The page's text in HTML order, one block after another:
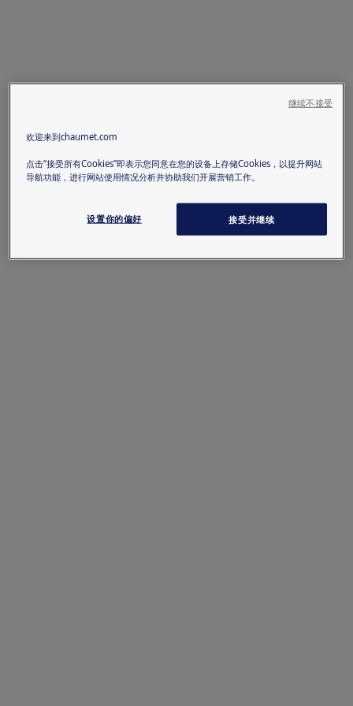
欢迎来到chaumet.com
点击“接受所有Cookies”即表示您同意在您的设备上存储Cookies，以提升网站
导航功能，进行网站使用情况分析并协助我们开展营销工作。
设置你的偏好 接受并继续
继续不接受